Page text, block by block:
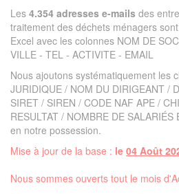
Les 4.354 adresses e-mails des
traitement des déchets ménagers
Excel avec les colonnes NOM DE
VILLE - TEL - ACTIVITE - EMAIL
Nous ajoutons systématiquement les
JURIDIQUE / NOM DU DIRIGEANT /
SIRET / SIREN / CODE NAF APE /
RESULTAT / NOMBRE DE
en notre possession.
Mise à jour de la base : le 04 Août
Nous sommes ouverts tout le mois